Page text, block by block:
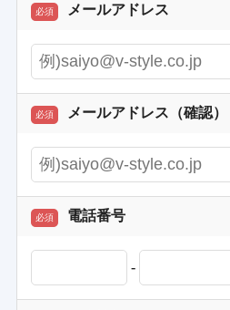
必須 メールアドレス
必須 メールアドレス（確認）
必須 電話番号
-